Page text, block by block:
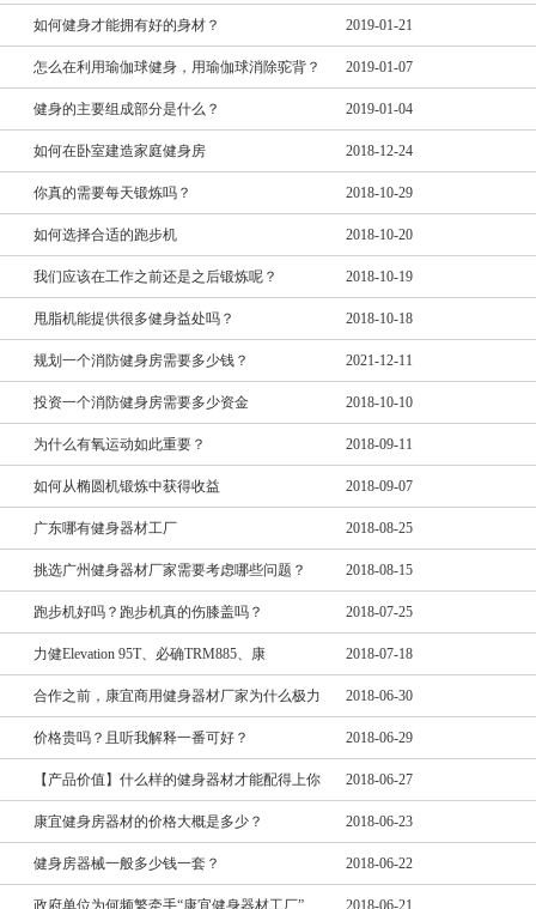
如何健身才能拥有好的身材？ 2019-01-21
怎么在利用瑜伽球健身，用瑜伽球消除驼背？ 2019-01-07
健身的主要组成部分是什么？ 2019-01-04
如何在卧室建造家庭健身房 2018-12-24
你真的需要每天锻炼吗？ 2018-10-29
如何选择合适的跑步机 2018-10-20
我们应该在工作之前还是之后锻炼呢？ 2018-10-19
甩脂机能提供很多健身益处吗？ 2018-10-18
规划一个消防健身房需要多少钱？ 2021-12-11
投资一个消防健身房需要多少资金 2018-10-10
为什么有氧运动如此重要？ 2018-09-11
如何从椭圆机锻炼中获得收益 2018-09-07
广东哪有健身器材工厂 2018-08-25
挑选广州健身器材厂家需要考虑哪些问题？ 2018-08-15
跑步机好吗？跑步机真的伤膝盖吗？ 2018-07-25
力健Elevation 95T、必确TRM885、康 2018-07-18
合作之前，康宜商用健身器材厂家为什么极力 2018-06-30
价格贵吗？且听我解释一番可好？ 2018-06-29
【产品价值】什么样的健身器材才能配得上你 2018-06-27
康宜健身房器材的价格大概是多少？ 2018-06-23
健身房器械一般多少钱一套？ 2018-06-22
政府单位为何频繁牵手“康宜健身器材工厂” 2018-06-21